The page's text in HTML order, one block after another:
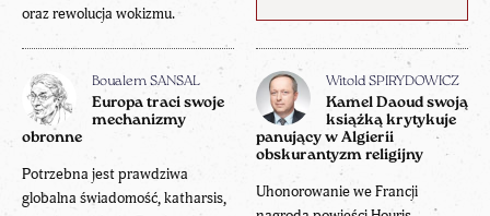
oraz rewolucja wokizmu.
Boualem SANSAL
Europa traci swoje
mechanizmy
obronne
Potrzebna jest prawdziwa
globalna świadomość, katharsis,
Witold SPIRYDOWICZ
Kamel Daoud swoją
książką krytykuje
panujący w Algierii
obskurantyzm religijny
Uhonorowanie we Francji